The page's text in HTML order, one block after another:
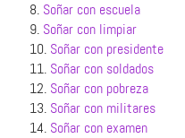
8. Soñar con escuela
9. Soñar con limpiar
10. Soñar con presidente
11. Soñar con soldados
12. Soñar con pobreza
13. Soñar con militares
14. Soñar con examen